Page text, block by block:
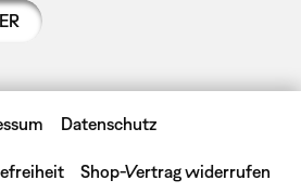
Datenschutz
Shop-Vertrag widerrufen